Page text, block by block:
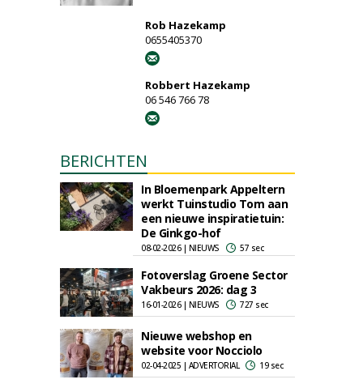
Rob Hazekamp
0655405370
Robbert Hazekamp
06 546 766 78
BERICHTEN
In Bloemenpark Appeltern
werkt Tuinstudio Tom aan
een nieuwe inspiratietuin:
De Ginkgo-hof
08-02-2026 | NIEUWS 57 sec
Fotoverslag Groene Sector
Vakbeurs 2026: dag 3
16-01-2026 | NIEUWS 727 sec
Nieuwe webshop en
website voor Nocciolo
02-04-2025 | ADVERTORIAL 19 sec